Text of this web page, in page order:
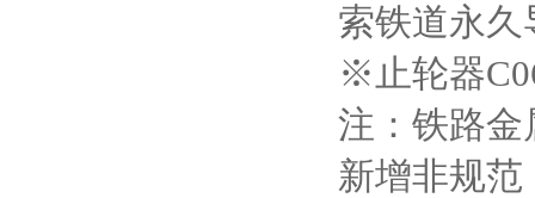
索铁道永久
※止轮器
注：铁路金
新增非规